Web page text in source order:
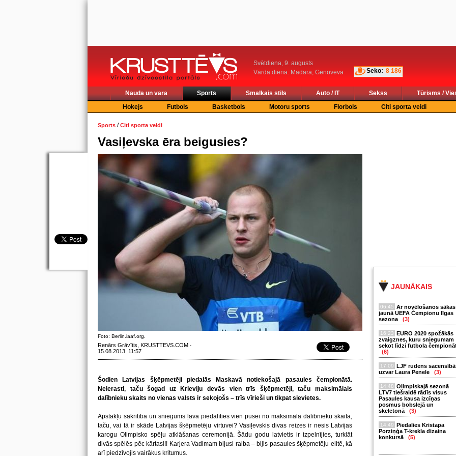
Svētdiena, 9. augusts
Vārda diena: Madara, Genoveva
Seko: 8 186
Nauda un vara Sports Smalkais stils Auto / IT Sekss
Tūrisms /
Hokejs
Futbols Basketbols Motoru sports Florbols Citi sporta veidi
JAUNĀKAIS
06:45 Ar novēlošanos sākas
jaunā UEFA Čempionu līgas
sezona
(3)
16:23 EURO 2020 spožākās
zvaigznes, kuru sniegumam
sekot līdzi futbola
(6)
17:09 LJF rudens
uzvar Laura Penele
(3)
14:48 Olimpiskajā sezonā
LTV7 tiešraidē rādīs visus
Pasaules kausa izcīņas
posmus bobslejā un
skeletonā
(3)
14:49 Piedalies Kristapa
Porziņģa T-krekla dizaina
konkursā
(5)
Sports /Citi sporta veidi
Vasiļevska ēra beigusies?
Foto: Berlin.iaaf.org.
Renārs Grāvītis, KRUSTTEVS.COM ·
15.08.2013. 11:57
Šodien Latvijas šķēpmetēji piedalās Maskavā notiekošajā pasaules čempionātā.
Neierasti, taču šogad uz Krieviju devās vien trīs šķēpmetēji, taču maksimālais
dalībnieku skaits no vienas valsts ir sekojošs – trīs vīrieši un tikpat sievietes.
Apstākļu sakritība un sniegums ļāva piedalīties vien pusei no maksimālā dalībnieku skaita,
taču, vai tā ir skāde Latvijas šķēpmetēju virtuvei? Vasiļevskis divas reizes ir nesis Latvijas
karogu Olimpisko spēļu atklāšanas ceremonijā. Šādu godu latvietis ir izpelnījies, turklāt
divās spēlēs pēc kārtas!!! Karjera Vadimam bijusi raiba – bijis pasaules šķēpmetēju elitē, kā
arī piedzīvojis vairākus kritumus.